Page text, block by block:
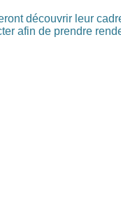
découvrir leur
afin de prendre